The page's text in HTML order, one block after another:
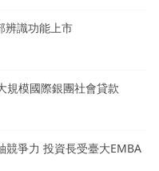
辨識功能上市
規模國際銀團社會貸款
競爭力 投資長受臺大EMBA